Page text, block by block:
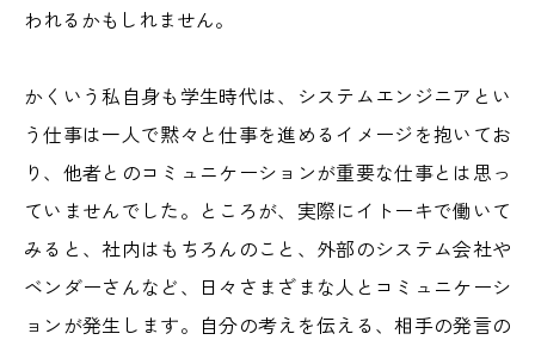
われるかもしれません。
かくいう私自身も学生時代は、システムエンジニアとい
う仕事は一人で黙々と仕事を進めるイメージを抱いてお
り、他者とのコミュニケーションが重要な仕事とは思っ
ていませんでした。ところが、実際にイトーキで働いて
みると、社内はもちろんのこと、外部のシステム会社や
ベンダーさんなど、日々さまざまな人とコミュニケーシ
ョンが発生します。自分の考えを伝える、相手の発言の